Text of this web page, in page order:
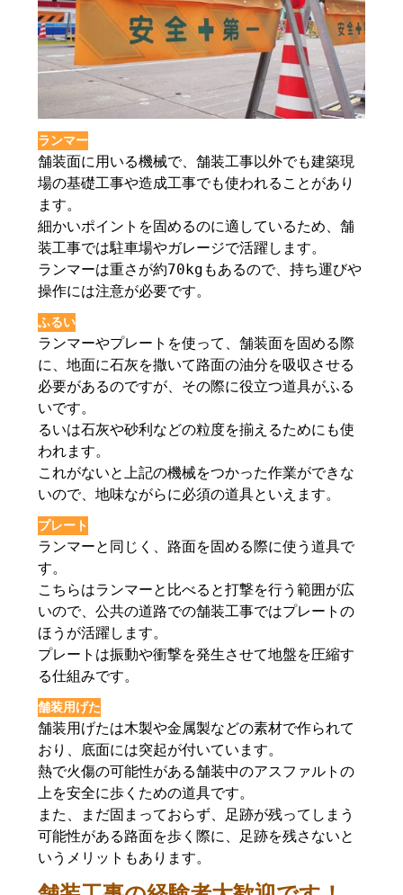
ランマー
舗装面に用いる機械で、舗装工事以外でも建築現
場の基礎工事や造成工事でも使われることがあり
ます。
細かいポイントを固めるのに適しているため、舗
装工事では駐車場やガレージで活躍します。
ランマーは重さが約70kgもあるので、持ち運びや
操作には注意が必要です。
ふるい
ランマーやプレートを使って、舗装面を固める際
に、地面に石灰を撒いて路面の油分を吸収させる
必要があるのですが、その際に役立つ道具がふる
いです。
るいは石灰や砂利などの粒度を揃えるためにも使
われます。
これがないと上記の機械をつかった作業ができな
いので、地味ながらに必須の道具といえます。
プレート
ランマーと同じく、路面を固める際に使う道具で
す。
こちらはランマーと比べると打撃を行う範囲が広
いので、公共の道路での舗装工事ではプレートの
ほうが活躍します。
プレートは振動や衝撃を発生させて地盤を圧縮す
る仕組みです。
舗装用げた
舗装用げたは木製や金属製などの素材で作られて
おり、底面には突起が付いています。
熱で火傷の可能性がある舗装中のアスファルトの
上を安全に歩くための道具です。
また、まだ固まっておらず、足跡が残ってしまう
可能性がある路面を歩く際に、足跡を残さないと
いうメリットもあります。